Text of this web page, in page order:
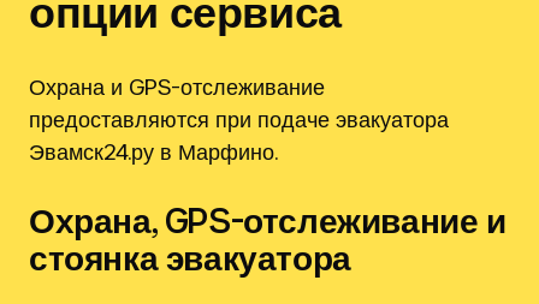
опции сервиса
Охрана и GPS-отслеживание
предоставляются при подаче эвакуатора
Эвамск24.ру в Марфино.
Охрана, GPS-отслеживание и
стоянка эвакуатора